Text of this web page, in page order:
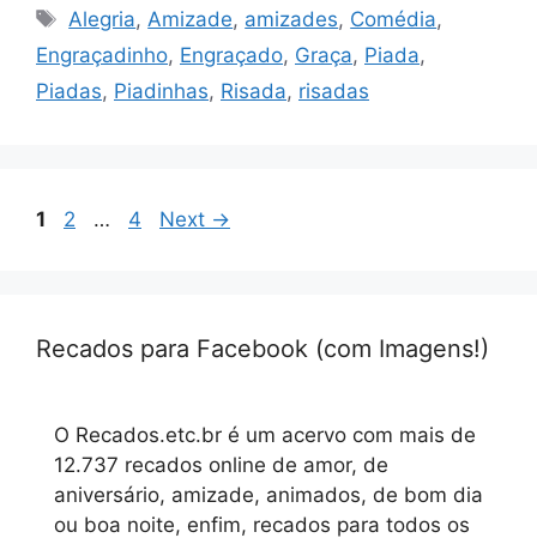
Tags
Alegria, Amizade, amizades, Comédia,
Engraçadinho, Engraçado, Graça, Piada,
Piadas, Piadinhas, Risada, risadas
Page
1 Page
2 … Page
4 Next →
Recados para Facebook (com Imagens!)
O Recados.etc.br é um acervo com mais de
12.737 recados online de amor, de
aniversário, amizade, animados, de bom dia
ou boa noite, enfim, recados para todos os